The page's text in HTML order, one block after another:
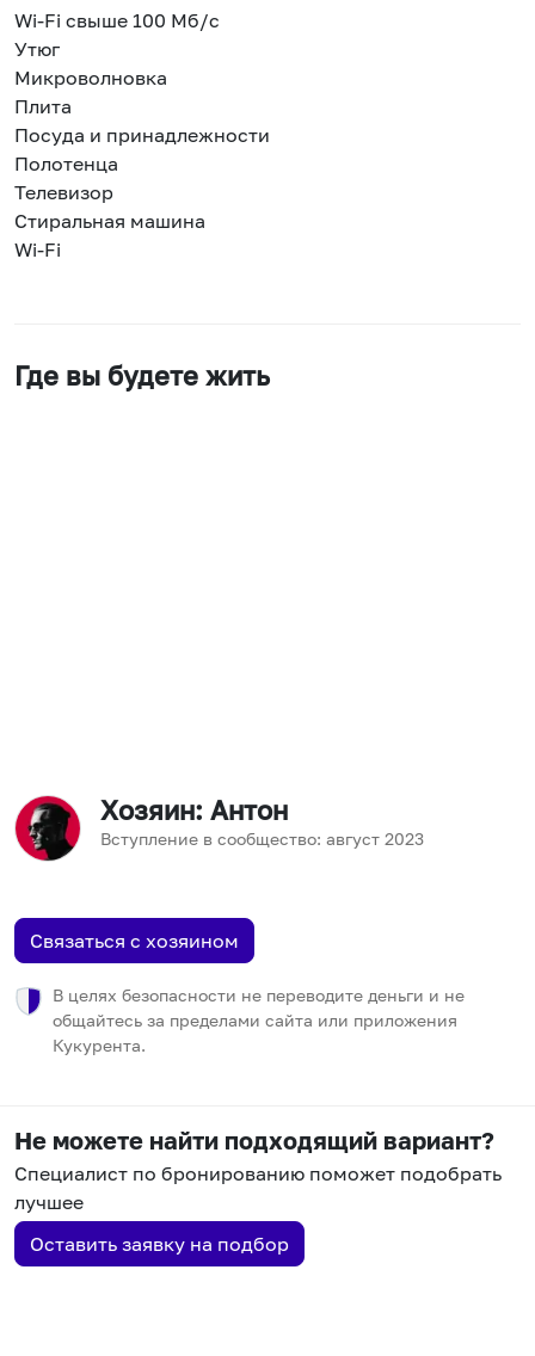
Wi-Fi свыше 100 Мб/с
Утюг
Микроволновка
Плита
Посуда и принадлежности
Полотенца
Телевизор
Стиральная машина
Wi-Fi
Где вы будете жить
Хозяин: Антон
Вступление в сообщество: август 2023
Связаться с хозяином
В целях безопасности не переводите деньги и не
общайтесь за пределами сайта или приложения
Кукурента.
Не можете найти подходящий вариант?
Специалист по бронированию поможет подобрать
лучшее
Оставить заявку на подбор